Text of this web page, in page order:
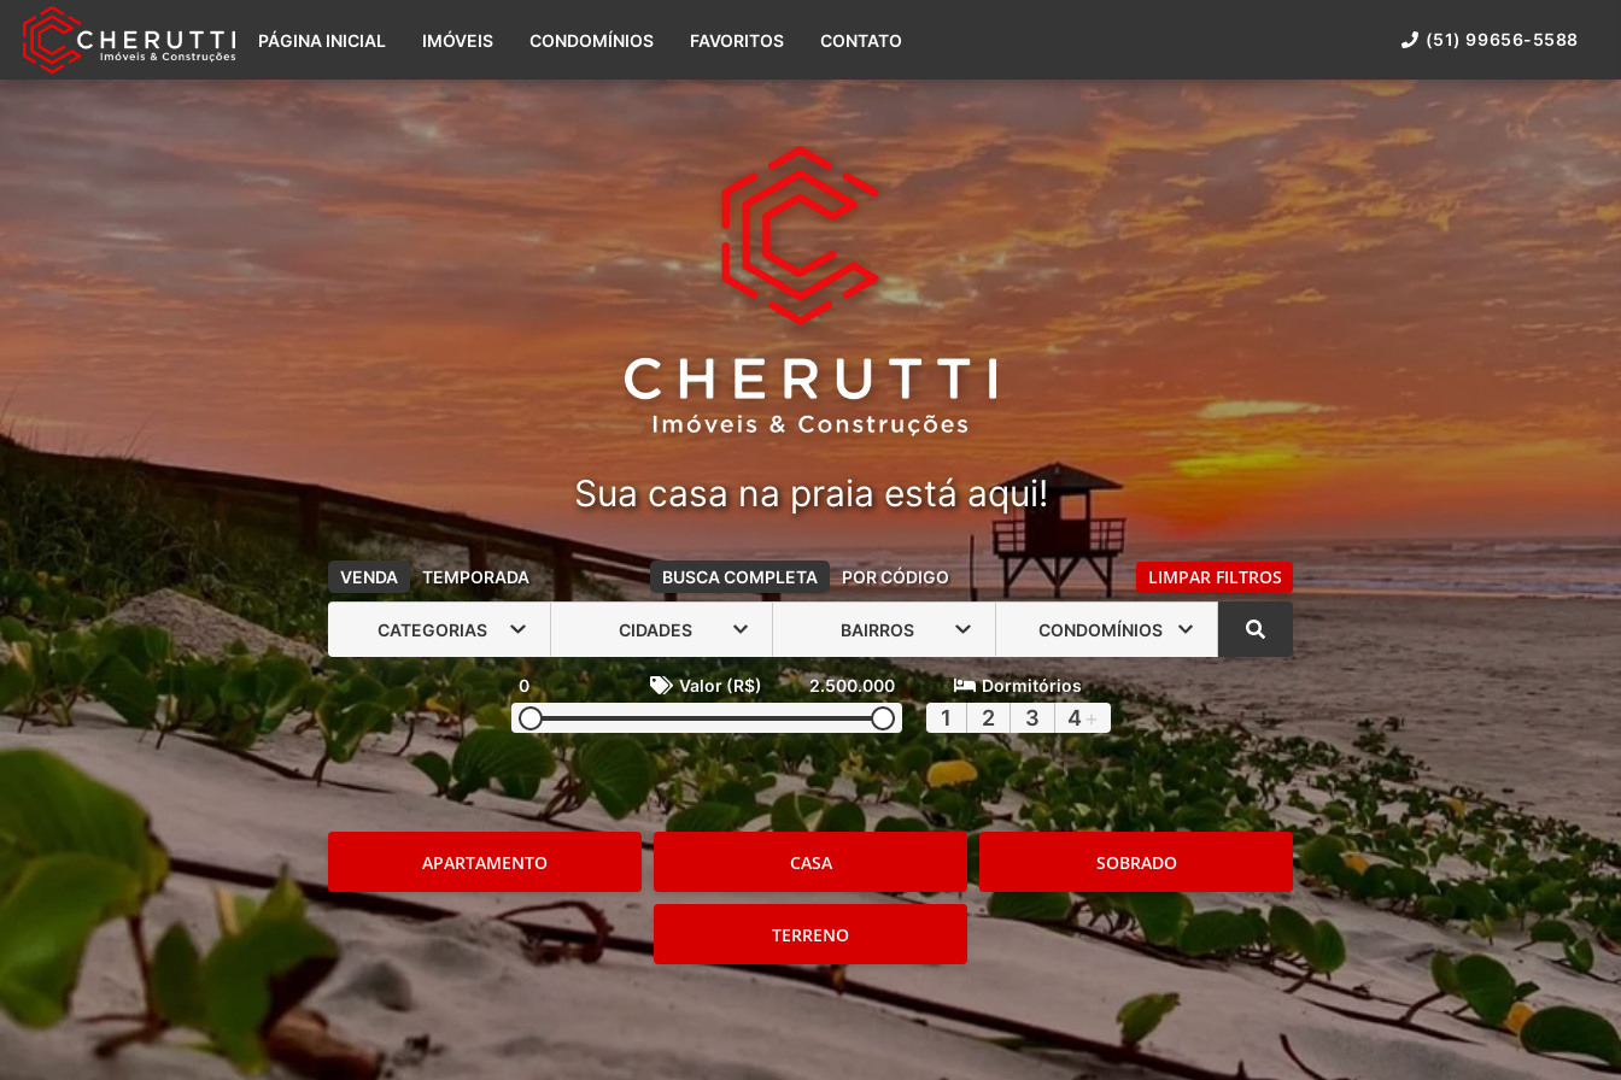
(51) 99656-5588
PÁGINA INICIAL IMÓVEIS CONDOMÍNIOS FAVORITOS CONTATO (51) 99656-5588
Sua casa na praia está aqui!
VENDA TEMPORADA BUSCA COMPLETA POR CÓDIGO LIMPAR FILTROS
CATEGORIAS CIDADES BAIRROS CONDOMÍNIOS
0 Valor (R$) 2.500.000 Dormitórios
1 2 3 4 +
APARTAMENTO CASA SOBRADO
TERRENO